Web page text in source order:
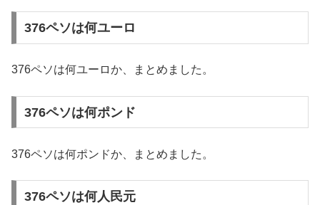
376ペソは何ユーロ
376ペソは何ユーロか、まとめました。
376ペソは何ポンド
376ペソは何ポンドか、まとめました。
376ペソは何人民元